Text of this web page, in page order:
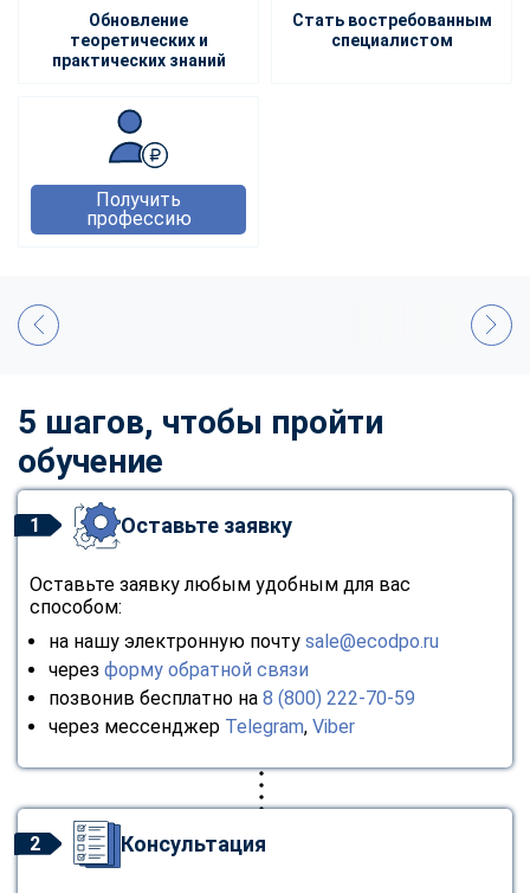
Обновление
теоретических и
практических знаний
Стать востребованным
специалистом
Получить
профессию
5 шагов, чтобы пройти
обучение
1 Оставьте заявку
Оставьте заявку любым удобным для вас
способом:
на нашу электронную почту sale@ecodpo.ru
через форму обратной связи
позвонив бесплатно на 8 (800) 222-70-59
через мессенджер Telegram, Viber
2 Консультация